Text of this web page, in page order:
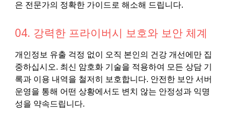
은 전문가의 정확한 가이드로 해소해 드립니다.
04. 강력한 프라이버시 보호와 보안 체계
개인정보 유출 걱정 없이 오직 본인의 건강 개선에만 집
중하십시오. 최신 암호화 기술을 적용하여 모든 상담 기
록과 이용 내역을 철저히 보호합니다. 안전한 보안 서버
운영을 통해 어떤 상황에서도 변치 않는 안정성과 익명
성을 약속드립니다.